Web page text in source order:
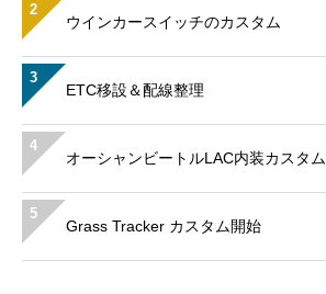
2
ウインカースイッチのカスタム
3
ETC移設＆配線整理
4
オーシャンビートルLAC内装カスタム
5
Grass Tracker カスタム開始